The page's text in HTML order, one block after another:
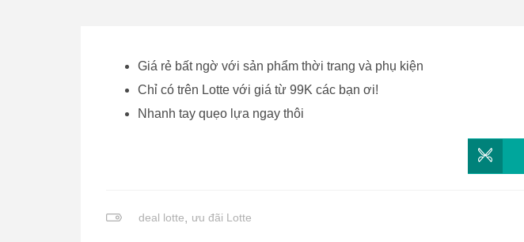
Giá rẻ bất ngờ với sản phẩm thời trang và phụ kiện
Chỉ có trên Lotte với giá từ 99K các bạn ơi!
Nhanh tay quẹo lựa ngay thôi
deal lotte, ưu đãi Lotte